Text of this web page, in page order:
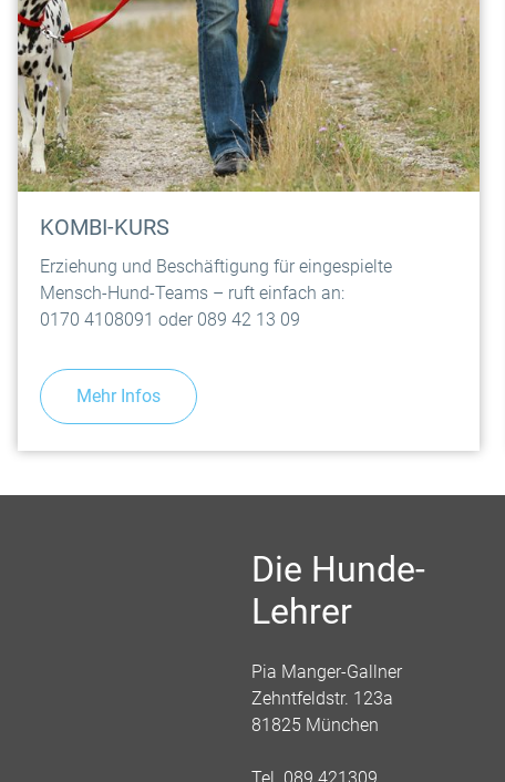
KOMBI-KURS
Erziehung und Beschäftigung für eingespielte
Mensch-Hund-Teams – ruft einfach an:
0170 4108091 oder 089 42 13 09
Mehr Infos
Die Hunde-
Lehrer
Pia Manger-Gallner
Zehntfeldstr. 123a
81825 München